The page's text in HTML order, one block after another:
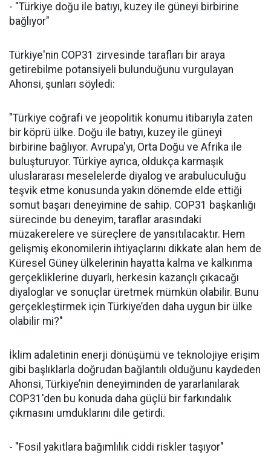
- "Türkiye doğu ile batıyı, kuzey ile güneyi birbirine
bağlıyor"
Türkiye'nin COP31 zirvesinde tarafları bir araya
getirebilme potansiyeli bulunduğunu vurgulayan
Ahonsi, şunları söyledi:
"Türkiye coğrafi ve jeopolitik konumu itibarıyla zaten
bir köprü ülke. Doğu ile batıyı, kuzey ile güneyi
birbirine bağlıyor. Avrupa'yı, Orta Doğu ve Afrika ile
buluşturuyor. Türkiye ayrıca, oldukça karmaşık
uluslararası meselelerde diyalog ve arabuluculuğu
teşvik etme konusunda yakın dönemde elde ettiği
somut başarı deneyimine de sahip. COP31 başkanlığı
sürecinde bu deneyim, taraflar arasındaki
müzakerelere ve süreçlere de yansıtılacaktır. Hem
gelişmiş ekonomilerin ihtiyaçlarını dikkate alan hem de
Küresel Güney ülkelerinin hayatta kalma ve kalkınma
gerçekliklerine duyarlı, herkesin kazançlı çıkacağı
diyaloglar ve sonuçlar üretmek mümkün olabilir. Bunu
gerçekleştirmek için Türkiye’den daha uygun bir ülke
olabilir mi?"
İklim adaletinin enerji dönüşümü ve teknolojiye erişim
gibi başlıklarla doğrudan bağlantılı olduğunu kaydeden
Ahonsi, Türkiye’nin deneyiminden de yararlanılarak
COP31'den bu konuda daha güçlü bir farkındalık
çıkmasını umduklarını dile getirdi.
- "Fosil yakıtlara bağımlılık ciddi riskler taşıyor"